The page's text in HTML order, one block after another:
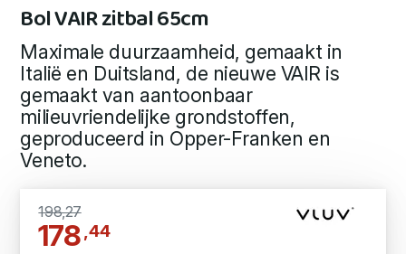
Bol VAIR zitbal 65cm
Maximale duurzaamheid, gemaakt in
Italië en Duitsland, de nieuwe VAIR is
gemaakt van aantoonbaar
milieuvriendelijke grondstoffen,
geproduceerd in Opper-Franken en
Veneto.
198,27
178,44